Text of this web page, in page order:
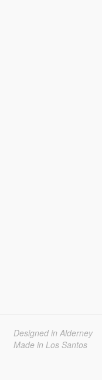
Designed in Alderney
Made in Los Santos